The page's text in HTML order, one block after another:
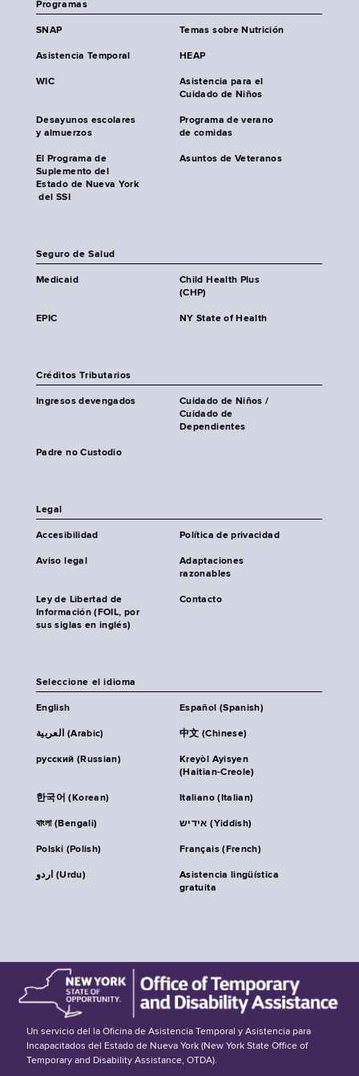
Programas
SNAP Temas sobre Nutrición
Asistencia Temporal HEAP
WIC
Asistencia para el
Cuidado de Niños
Desayunos escolares
y almuerzos
Programa de verano
de comidas
El Programa de
Suplemento del
Estado de Nueva York
del SSI
Asuntos de Veteranos
Seguro de Salud
Medicaid
Child Health Plus
(CHP)
EPIC NY State of Health
Créditos Tributarios
Ingresos devengados
Cuidado de Niños /
Cuidado de
Dependientes
Padre no Custodio
Legal
Accesibilidad Política de privacidad
Aviso legal
Adaptaciones
razonables
Ley de Libertad de
Información (FOIL, por
sus siglas en inglés)
Contacto
Seleccione el idioma
English Español (Spanish)
العربية (Arabic) 中文 (Chinese)
русский (Russian)
Kreyòl Ayisyen
(Haitian-Creole)
한국어 (Korean) Italiano (Italian)
বাংলা (Bengali) אידיש (Yiddish)
Polski (Polish) Français (French)
اردو (Urdu)
Asistencia lingüística
gratuita
Un servicio del la Oficina de Asistencia Temporal y Asistencia para
Incapacitados del Estado de Nueva York (New York State Office of
Temporary and Disability Assistance, OTDA).